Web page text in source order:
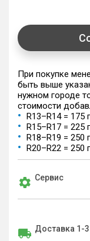
При покупке
быть выше
нужном городе
стоимости
R13–R14 = 175
R15–R17 = 225
R18–R19 = 250
R20–R22 = 250
Сервис
Доставка 1-